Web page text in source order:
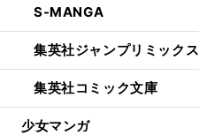
S-MANGA
集英社ジャンプリミックス
集英社コミック文庫
少女マンガ